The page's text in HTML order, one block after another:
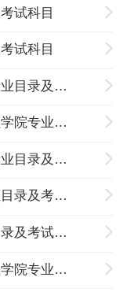
试科目
试科目
2017年江苏科技大学公共管理学院专业目录及考试科目
2017年江苏科技大学冶金与材料工程学院专业目录及考试科目
2017年江苏科技大学生物技术学院专业目录及考试科目
2017年江苏科技大学外国语学院专业目录及考试科目
2017年江苏科技大学数理学院专业目录及考试科目
2017年江苏科技大学环境与化学工程学院专业目录及考试科目